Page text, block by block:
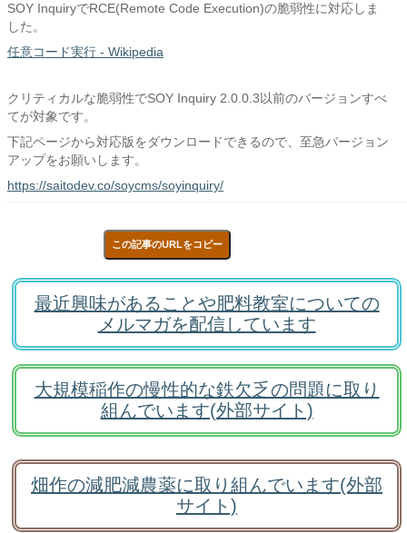
SOY InquiryでRCE(Remote Code Execution)の脆弱性に対応しま
した。
任意コード実行 - Wikipedia
クリティカルな脆弱性でSOY Inquiry 2.0.0.3以前のバージョンすべ
てが対象です。
下記ページから対応版をダウンロードできるので、至急バージョン
アップをお願いします。
https://saitodev.co/soycms/soyinquiry/
この記事のURLをコピー
最近興味があることや肥料教室についての
メルマガを配信しています
大規模稲作の慢性的な鉄欠乏の問題に取り
組んでいます(外部サイト)
畑作の減肥減農薬に取り組んでいます(外部
サイト)